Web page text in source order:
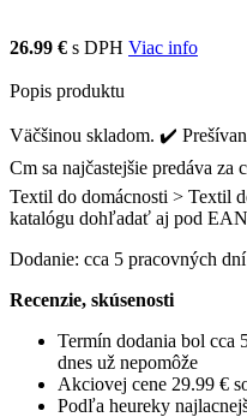
26.99 € s DPH Viac info
Popis produktu
Väčšinou skladom. ✔️
Cm sa najčastejšie predáva za
Textil do domácnosti > Textil
katalógu dohľadať aj pod
Dodanie: cca 5 pracovných dní
Recenzie, skúsenosti
Termín dodania bol cca
dnes už nepomôže
Akciovej cene 29.99 €
Podľa heureky